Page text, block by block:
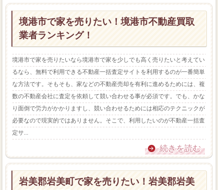
境港市で家を売りたい！境港市不動産買取
業者ランキング！
境港市で家を売りたいなら境港市で家を少しでも高く売りたいと考えてい
るなら、無料で利用できる不動産一括査定サイトを利用するのが一番簡単
な方法です。そもそも、家などの不動産売却を有利に進めるためには、複
数の不動産会社に査定を依頼して競い合わせる事が必須です。でも、かな
り面倒で労力がかかりますし、競い合わせるためには相応のテクニックが
必要なので現実的ではありません。そこで、利用したいのが不動産一括査
定サ...
続きを読む
岩美郡岩美町で家を売りたい！岩美郡岩美